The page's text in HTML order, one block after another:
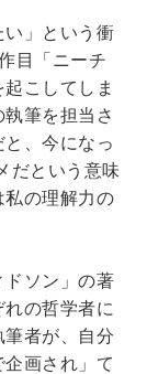
い」という衝
目「ニーチ
こしてしま
筆を担当さ
、今になっ
だという意味
私の理解力の
ドソン」の著
の哲学者に
者が、自分
画され」て